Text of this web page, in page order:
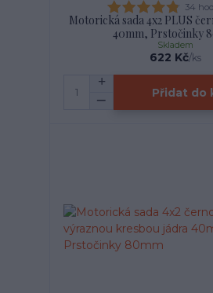
34
Motorická sada 4x2 PLUS
40mm, Prstočinky
622 Kč/ks
Skladem
Přidat do